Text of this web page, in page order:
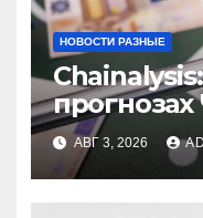
НОВОСТИ РАЗНЫЕ
прогнозах
из них
АВГ 3, 2026